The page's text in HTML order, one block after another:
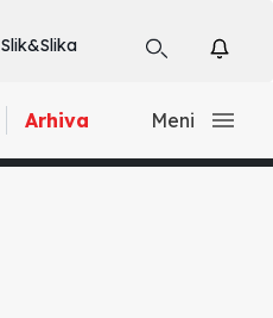
Slik&Slika
Arhiva Meni